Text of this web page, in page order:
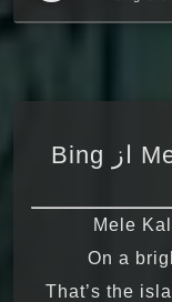
متن آهنگ Mele Kalikimaka از Bing
Mele
On a
That’s the